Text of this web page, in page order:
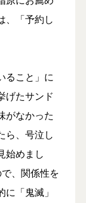
、「予約し
ること」に
げたサンド
がなかった
ら、号泣し
始めまし
、関係性を
「鬼滅」